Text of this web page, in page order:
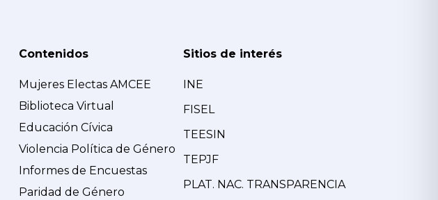
Contenidos
Mujeres Electas AMCEE
Biblioteca Virtual
Educación Cívica
Violencia Política de Género
Informes de Encuestas
Paridad de Género
Sitios de interés
INE
FISEL
TEESIN
TEPJF
PLAT. NAC. TRANSPARENCIA